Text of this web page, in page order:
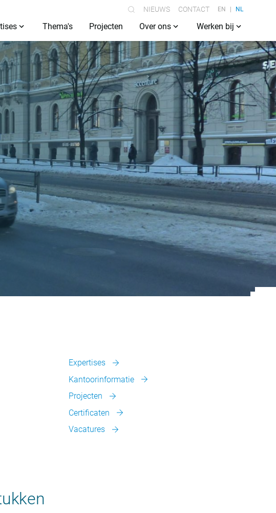
NIEUWS CONTACT EN NL
Thema's Projecten Over ons Werken bij
Expertises
Kantoorinformatie
Projecten
Certificaten
Vacatures